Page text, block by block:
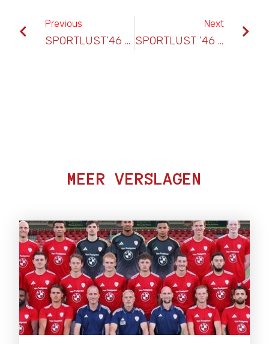
Previous
SPORTLUST’46 – AFC AJAX > 23-10-2021
Next
SPORTLUST ’46 – ODIN’59 >> 13-11-2021 > AFGELAST
MEER VERSLAGEN